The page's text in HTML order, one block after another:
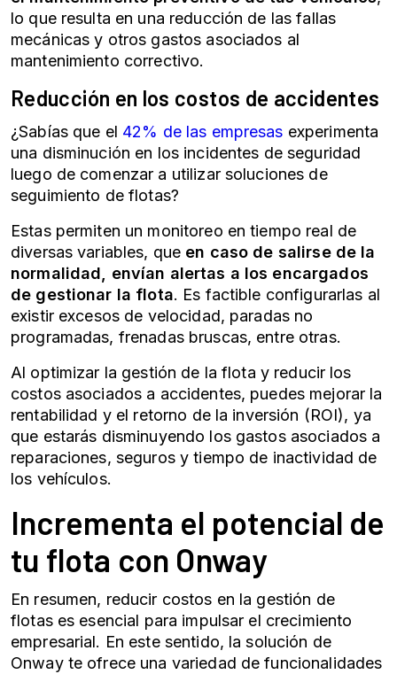
lo que resulta en una reducción de las fallas
mecánicas y otros gastos asociados al
mantenimiento correctivo.
Reducción en los costos de accidentes
¿Sabías que el 42% de las empresas experimenta
una disminución en los incidentes de seguridad
luego de comenzar a utilizar soluciones de
seguimiento de flotas?
Estas permiten un monitoreo en tiempo real de
diversas variables, que en caso de salirse de la
normalidad, envían alertas a los encargados
de gestionar la flota. Es factible configurarlas al
existir excesos de velocidad, paradas no
programadas, frenadas bruscas, entre otras.
Al optimizar la gestión de la flota y reducir los
costos asociados a accidentes, puedes mejorar la
rentabilidad y el retorno de la inversión (ROI), ya
que estarás disminuyendo los gastos asociados a
reparaciones, seguros y tiempo de inactividad de
los vehículos.
Incrementa el potencial de
tu flota con Onway
En resumen, reducir costos en la gestión de
flotas es esencial para impulsar el crecimiento
empresarial. En este sentido, la solución de
Onway te ofrece una variedad de funcionalidades